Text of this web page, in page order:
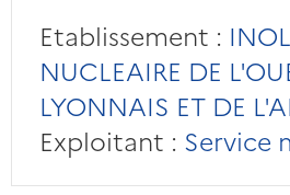
Etablissement :
NUCLEAIRE DE
LYONNAIS ET DE
Exploitant : Service